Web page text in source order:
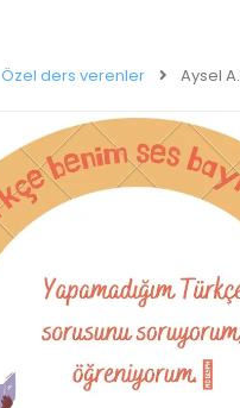
Özel ders verenler Aysel A.